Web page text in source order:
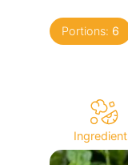
Portions: 6